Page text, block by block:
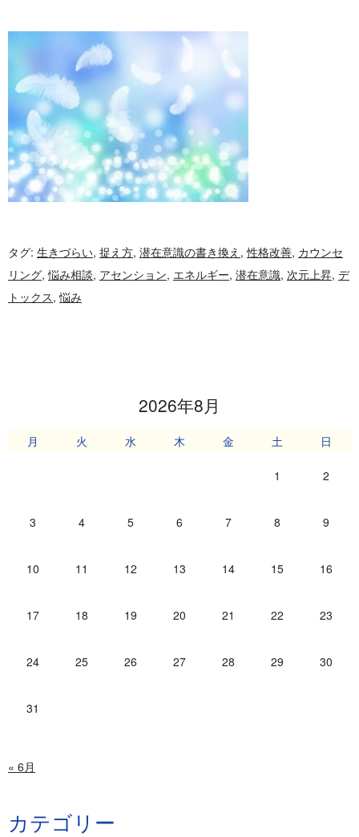
タグ: 生きづらい, 捉え方, 潜在意識の書き換え ,性格改善, カウンセ
リング,悩み相談, アセンション, エネルギー, 潜在意識, 次元上昇, デ
トックス,悩み
2026年8月
月 火 水 木 金 土 日
1 2
3 4 5 6 7 8 9
10 11 12 13 14 15 16
17 18 19 20 21 22 23
24 25 26 27 28 29 30
31
« 6月
カテゴリー